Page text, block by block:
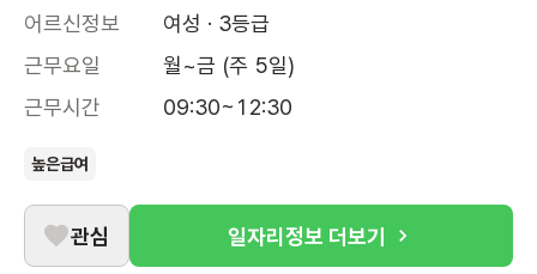
어르신정보
여성 · 3등급
근무요일
월~금 (주 5일)
근무시간
09:30~12:30
높은급여
관심 일자리정보 더보기